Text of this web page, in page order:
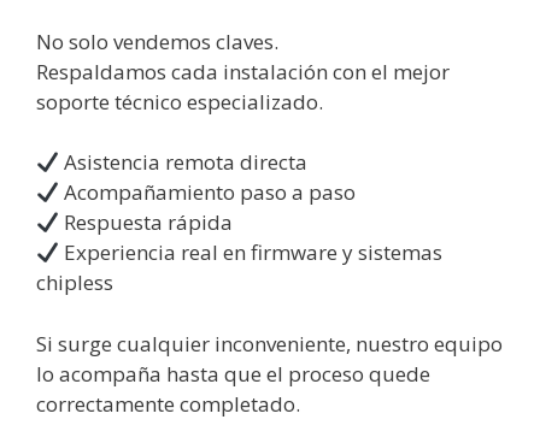
No solo vendemos claves.
Respaldamos cada instalación con el mejor
soporte técnico especializado.
Asistencia remota directa
Acompañamiento paso a paso
Respuesta rápida
Experiencia real en firmware y sistemas
chipless
Si surge cualquier inconveniente, nuestro equipo
lo acompaña hasta que el proceso quede
correctamente completado.